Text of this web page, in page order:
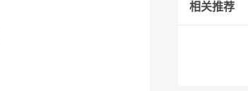
相关推荐